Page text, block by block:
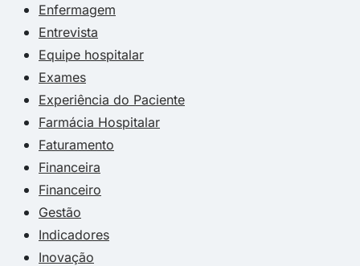
Enfermagem
Entrevista
Equipe hospitalar
Exames
Experiência do Paciente
Farmácia Hospitalar
Faturamento
Financeira
Financeiro
Gestão
Indicadores
Inovação